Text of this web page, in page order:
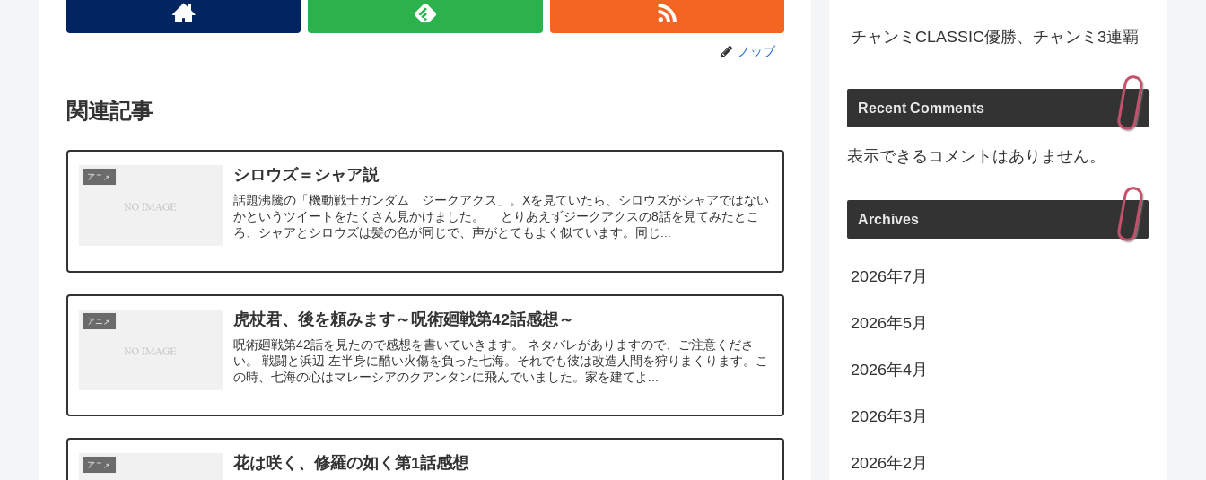
ノッブ
関連記事
アニメ シロウズ＝シャア説
話題沸騰の「機動戦士ガンダム ジークアクス」。Xを見ていたら、シロウズがシャアではない
かというツイートをたくさん見かけました。 とりあえずジークアクスの8話を見てみたとこ
ろ、シャアとシロウズは髪の色が同じで、声がとてもよく似ています。同じ...
アニメ 虎杖君、後を頼みます～呪術廻戦第42話感想～
呪術廻戦第42話を見たので感想を書いていきます。 ネタバレがありますので、ご注意くださ
い。 戦闘と浜辺 左半身に酷い火傷を負った七海。それでも彼は改造人間を狩りまくります。こ
の時、七海の心はマレーシアのクアンタンに飛んでいました。家を建てよ...
アニメ 花は咲く、修羅の如く第1話感想
チャンミCLASSIC優勝、チャンミ3連覇
Recent Comments
表示できるコメントはありません。
Archives
2026年7月
2026年5月
2026年4月
2026年3月
2026年2月